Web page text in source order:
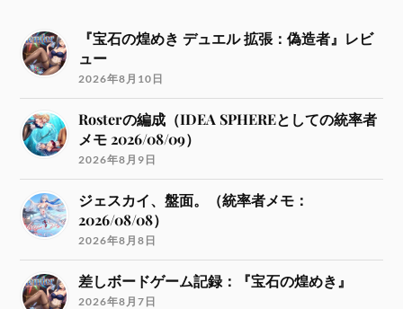
『宝石の煌めき デュエル 拡張：偽造者』レビ
ュー
2026年8月10日
Rosterの編成（IDEA SPHEREとしての統率者
メモ 2026/08/09）
2026年8月9日
ジェスカイ、盤面。（統率者メモ：
2026/08/08）
2026年8月8日
差しボードゲーム記録：『宝石の煌めき』
2026年8月7日